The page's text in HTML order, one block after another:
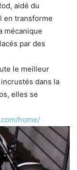
aidé du
en transforme
mécanique
par des
le meilleur
dans la
elles se
home/